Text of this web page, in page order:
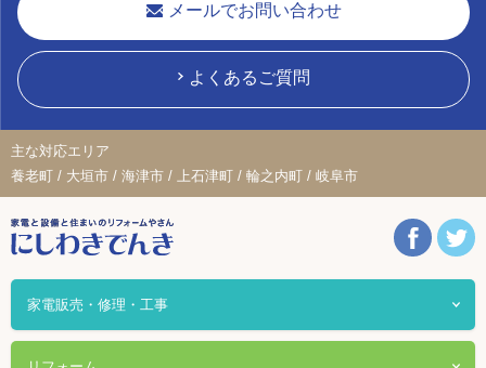
メールでお問い合わせ
よくあるご質問
主な対応エリア
養老町 / 大垣市 / 海津市 / 上石津町 / 輪之内町 / 岐阜市
家電販売・修理・工事